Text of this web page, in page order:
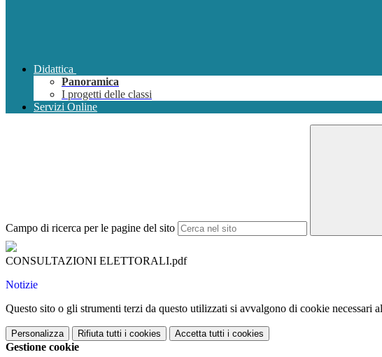
Didattica
Panoramica
I progetti delle classi
Servizi Online
Campo di ricerca per le pagine del sito
CONSULTAZIONI ELETTORALI.pdf
Notizie
Questo sito o gli strumenti terzi da questo utilizzati si avvalgono di cookie necessari
Personalizza Rifiuta tutti i cookies Accetta tutti i cookies
Gestione cookie